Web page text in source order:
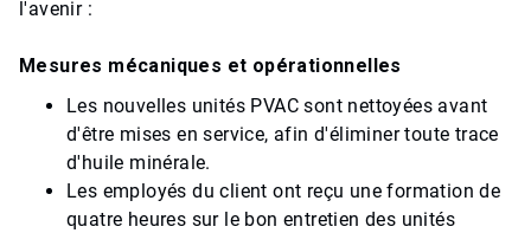
l'avenir :
Mesures mécaniques et opérationnelles
Les nouvelles unités PVAC sont nettoyées avant
d'être mises en service, afin d'éliminer toute trace
d'huile minérale.
Les employés du client ont reçu une formation de
quatre heures sur le bon entretien des unités